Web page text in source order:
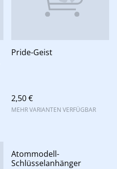
Pride-Geist
2,50 €
MEHR VARIANTEN VERFÜGBAR
Atommodell-
Schlüsselanhänger